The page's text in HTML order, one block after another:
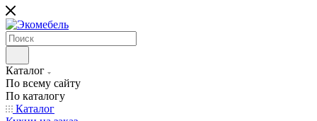
Каталог
По всему сайту
По каталогу
Каталог